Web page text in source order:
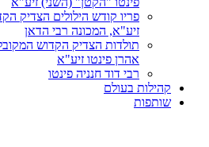
פריו קודש הילולים הצדיק
זיע"א, המכונה רבי הדאן
תולדות הצדיק הקדוש
אהרן פינטו זיע"א
רבי דוד חנניה פינטו
קהילות בעולם
שותפות